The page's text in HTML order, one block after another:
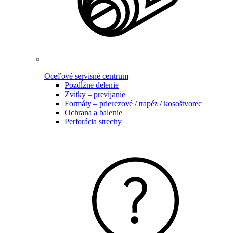
Oceľové servisné centrum
Pozdĺžne delenie
Zvitky – prevíjanie
Formáty – prierezové / trapéz / kosoštvorec
Ochrana a balenie
Perforácia strechy